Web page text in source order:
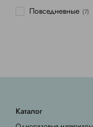
Повседневные (7)
Каталог